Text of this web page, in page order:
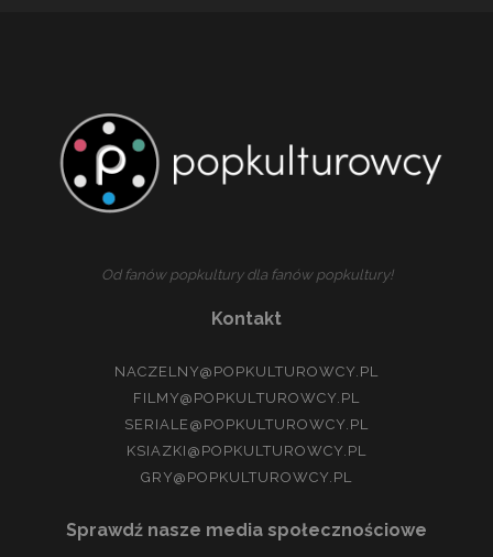
Od fanów popkultury dla fanów popkultury!
Kontakt
NACZELNY@POPKULTUROWCY.PL
FILMY@POPKULTUROWCY.PL
SERIALE@POPKULTUROWCY.PL
KSIAZKI@POPKULTUROWCY.PL
GRY@POPKULTUROWCY.PL
Sprawdź nasze media społecznościowe